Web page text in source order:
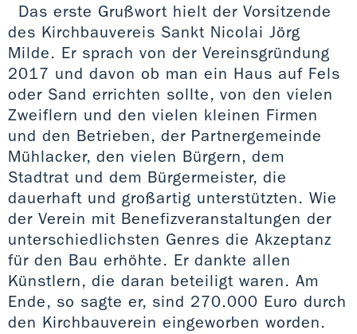
Das erste Grußwort hielt der Vorsitzende
des Kirchbauvereis Sankt Nicolai Jörg
Milde. Er sprach von der Vereinsgründung
2017 und davon ob man ein Haus auf Fels
oder Sand errichten sollte, von den vielen
Zweiflern und den vielen kleinen Firmen
und den Betrieben, der Partnergemeinde
Mühlacker, den vielen Bürgern, dem
Stadtrat und dem Bürgermeister, die
dauerhaft und großartig unterstützten. Wie
der Verein mit Benefizveranstaltungen der
unterschiedlichsten Genres die Akzeptanz
für den Bau erhöhte. Er dankte allen
Künstlern, die daran beteiligt waren. Am
Ende, so sagte er, sind 270.000 Euro durch
den Kirchbauverein eingeworben worden.